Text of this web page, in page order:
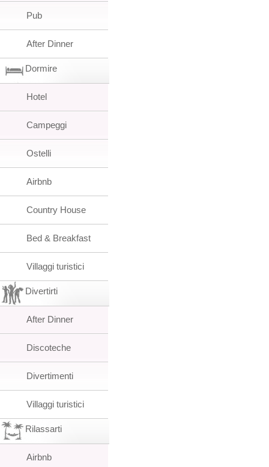
Pub
After Dinner
Dormire
Hotel
Campeggi
Ostelli
Airbnb
Country House
Bed & Breakfast
Villaggi turistici
Divertirti
After Dinner
Discoteche
Divertimenti
Villaggi turistici
Rilassarti
Airbnb